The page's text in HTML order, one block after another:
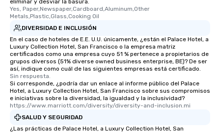
eliminar y desviar la basura.
Yes, Paper,Newspaper,Cardboard,Aluminum,Other
Metals,Plastic,Glass,Cooking Oil
DIVERSIDAD E INCLUSIÓN
En el caso de hoteles de E.E. U.U. únicamente, ¿están el Palace Hotel, a
Luxury Collection Hotel, San Francisco o la empresa matriz
certificados como una empresa cuyo 51 % pertenece a propietarios de
grupos diversos (51% diverse owned business enterprise, BE)? De ser
así, indique como cuál de las siguientes empresas está certificado.
Sin respuesta.
Si corresponde, ¿podría dar un enlace al informe público del Palace
Hotel, a Luxury Collection Hotel, San Francisco sobre sus compromisos
e iniciativas sobre la diversidad, la igualdad y la inclusividad?
https://www.marriott.com/diversity/diversity-and-inclusion.mi
SALUD Y SEGURIDAD
¿Las prácticas de Palace Hotel, a Luxury Collection Hotel, San